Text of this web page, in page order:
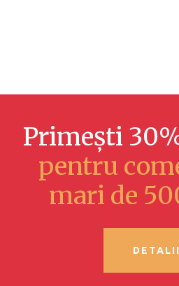
Primești
pentru
mari de
DETALII